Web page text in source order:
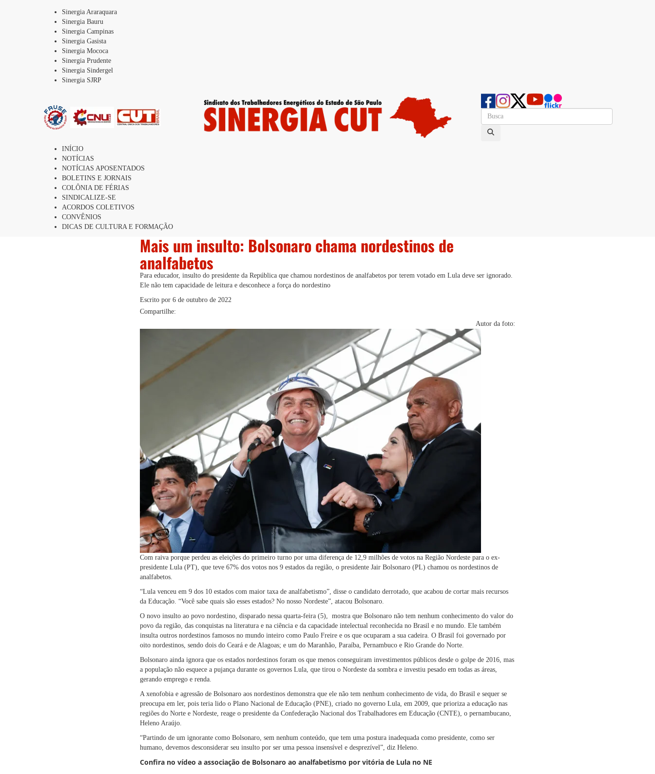
Sinergia Araraquara
Sinergia Bauru
Sinergia Campinas
Sinergia Gasista
Sinergia Mococa
Sinergia Prudente
Sinergia Sindergel
Sinergia SJRP
INÍCIO
NOTÍCIAS
NOTÍCIAS APOSENTADOS
BOLETINS E JORNAIS
COLÔNIA DE FÉRIAS
SINDICALIZE-SE
ACORDOS COLETIVOS
CONVÊNIOS
DICAS DE CULTURA E FORMAÇÃO
Mais um insulto: Bolsonaro chama nordestinos de
analfabetos
Para educador, insulto do presidente da República que chamou nordestinos de analfabetos por terem votado em Lula deve ser ignorado.
Ele não tem capacidade de leitura e desconhece a força do nordestino
Escrito por 6 de outubro de 2022
Compartilhe:
Autor da foto:
Com raiva porque perdeu as eleições do primeiro turno por uma diferença de 12,9 milhões de votos na Região Nordeste para o ex-
presidente Lula (PT), que teve 67% dos votos nos 9 estados da região, o presidente Jair Bolsonaro (PL) chamou os nordestinos de
analfabetos.
“Lula venceu em 9 dos 10 estados com maior taxa de analfabetismo”, disse o candidato derrotado, que acabou de cortar mais recursos
da Educação. “Você sabe quais são esses estados? No nosso Nordeste”, atacou Bolsonaro.
O novo insulto ao povo nordestino, disparado nessa quarta-feira (5), mostra que Bolsonaro não tem nenhum conhecimento do valor do
povo da região, das conquistas na literatura e na ciência e da capacidade intelectual reconhecida no Brasil e no mundo. Ele também
insulta outros nordestinos famosos no mundo inteiro como Paulo Freire e os que ocuparam a sua cadeira. O Brasil foi governado por
oito nordestinos, sendo dois do Ceará e de Alagoas; e um do Maranhão, Paraíba, Pernambuco e Rio Grande do Norte.
Bolsonaro ainda ignora que os estados nordestinos foram os que menos conseguiram investimentos públicos desde o golpe de 2016, mas
a população não esquece a pujança durante os governos Lula, que tirou o Nordeste da sombra e investiu pesado em todas as áreas,
gerando emprego e renda.
A xenofobia e agressão de Bolsonaro aos nordestinos demonstra que ele não tem nenhum conhecimento de vida, do Brasil e sequer se
preocupa em ler, pois teria lido o Plano Nacional de Educação (PNE), criado no governo Lula, em 2009, que prioriza a educação nas
regiões do Norte e Nordeste, reage o presidente da Confederação Nacional dos Trabalhadores em Educação (CNTE), o pernambucano,
Heleno Araújo.
“Partindo de um ignorante como Bolsonaro, sem nenhum conteúdo, que tem uma postura inadequada como presidente, como ser
humano, devemos desconsiderar seu insulto por ser uma pessoa insensível e desprezível”, diz Heleno.
Confira no vídeo a associação de Bolsonaro ao analfabetismo por vitória de Lula no NE